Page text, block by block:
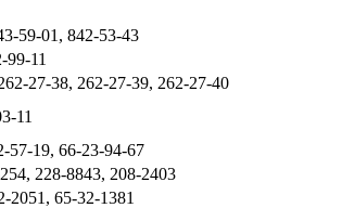
59-01, 842-53-43
99-11
27-38, 262-27-39, 262-27-40
11
57-19, 66-23-94-67
228-8843, 208-2403
2051, 65-32-1381